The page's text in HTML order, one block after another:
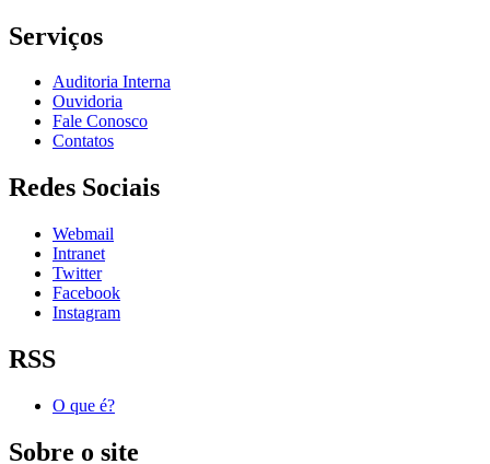
Serviços
Auditoria Interna
Ouvidoria
Fale Conosco
Contatos
Redes Sociais
Webmail
Intranet
Twitter
Facebook
Instagram
RSS
O que é?
Sobre o site